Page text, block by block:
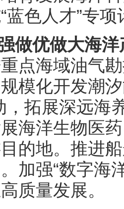
“蓝色人才”专
做优做大海洋
点海域油气
模化开发潮
，拓展深远海
海洋生物医
的地。推进
加强“数字海
质量发展。